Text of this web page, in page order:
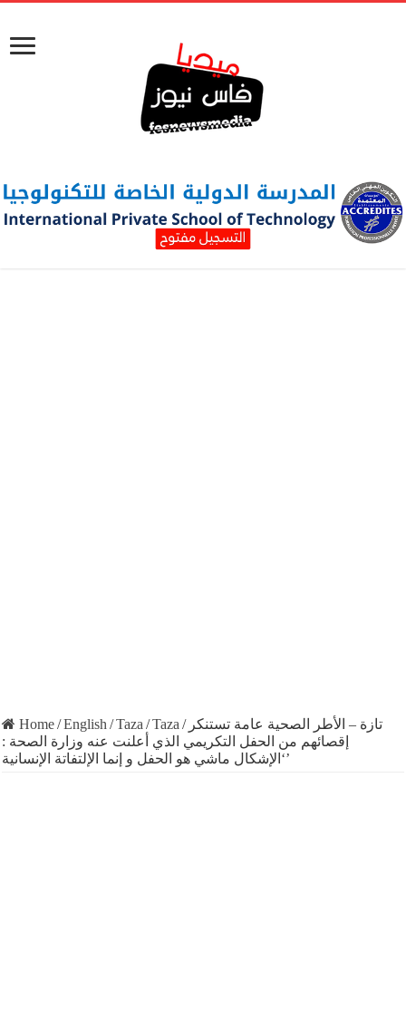
Home/English /Taza /Taza / تازة – الأطر الصحية عامة تستنكر
إقصائهم من الحفل التكريمي الذي أعلنت عنه وزارة الصحة :
‘الإشكال ماشي هو الحفل و إنما الإلتفاتة الإنسانية’